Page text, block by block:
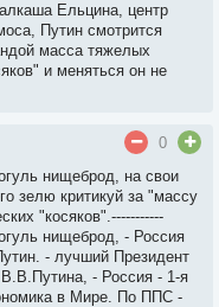
Ельцина, центр
Путин смотрится
масса тяжелых
и меняться он не
0
нищеброд, на свои
зелю критикуй за "массу
"косяков".-----------
нищеброд, - Россия
- лучший Президент
- Россия - 1-я
в Мире. По ППС -